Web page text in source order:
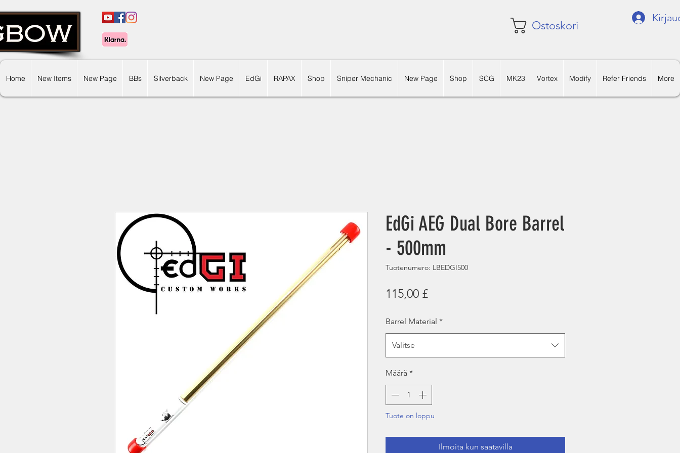
Ostoskori
Home New Items New Page BBs Silverback New Page EdGi RAPAX Shop Sniper Mechanic New Page Shop SCG MK23 Vortex Modify Refer Friends More
EdGi AEG Dual Bore Barrel
- 500mm
Tuotenumero: LBEDGI500
115,00 £Hinta
Barrel Material *
Valitse
Määrä *
Tuote on loppu
Ilmoita kun saatavilla